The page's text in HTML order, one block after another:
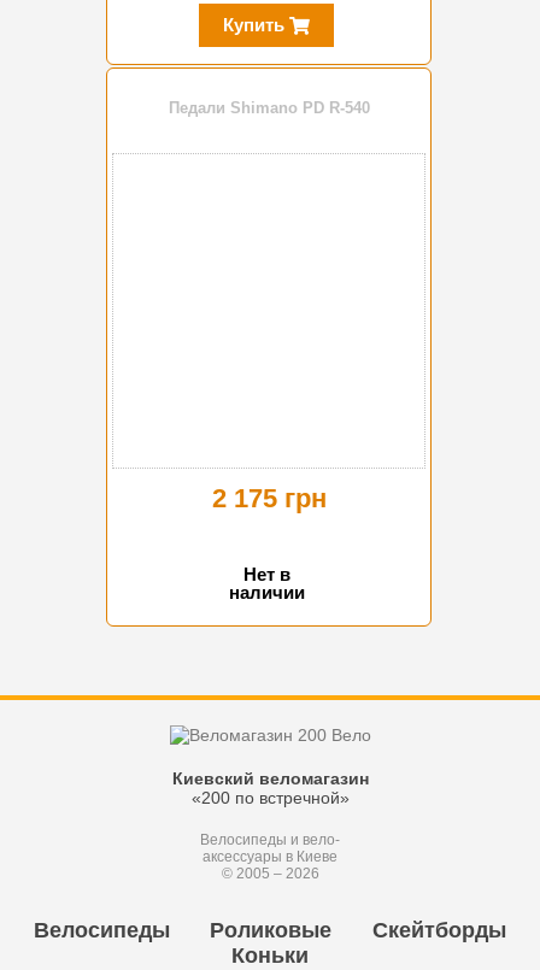
Купить
Педали Shimano PD R-540
2 175 грн
Нет в
наличии
Киевский веломагазин
«200 по встречной»
Велосипеды и вело-
аксессуары в Киеве
© 2005 – 2026
Велосипеды
Роликовые
Коньки
Скейтборды